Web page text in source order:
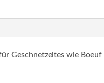
Geschnetzeltes wie